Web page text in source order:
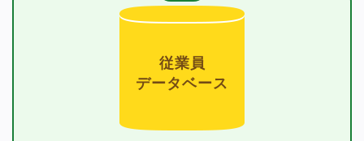
従業員
データベース